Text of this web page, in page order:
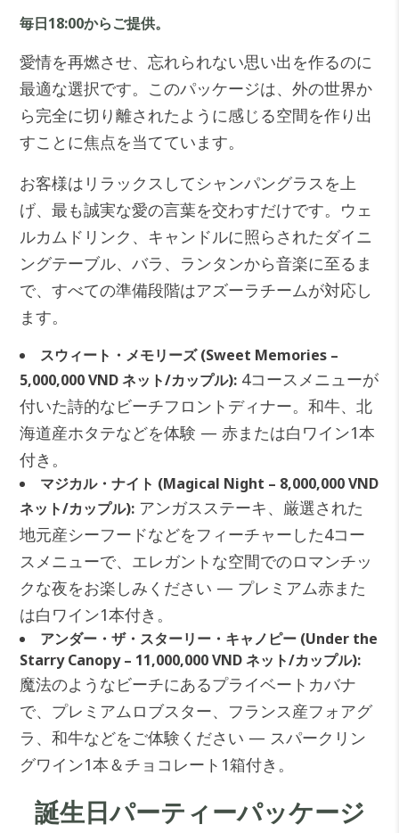
毎日18:00からご提供。
愛情を再燃させ、忘れられない思い出を作るのに
最適な選択です。このパッケージは、外の世界か
ら完全に切り離されたように感じる空間を作り出
すことに焦点を当てています。
お客様はリラックスしてシャンパングラスを上
げ、最も誠実な愛の言葉を交わすだけです。ウェ
ルカムドリンク、キャンドルに照らされたダイニ
ングテーブル、バラ、ランタンから音楽に至るま
で、すべての準備段階はアズーラチームが対応し
ます。
スウィート・メモリーズ (Sweet Memories –
5,000,000 VND ネット/カップル): 4コースメニューが
付いた詩的なビーチフロントディナー。和牛、北
海道産ホタテなどを体験 — 赤または白ワイン1本
付き。
マジカル・ナイト (Magical Night – 8,000,000 VND
ネット/カップル): アンガスステーキ、厳選された
地元産シーフードなどをフィーチャーした4コー
スメニューで、エレガントな空間でのロマンチッ
クな夜をお楽しみください — プレミアム赤また
は白ワイン1本付き。
アンダー・ザ・スターリー・キャノピー (Under the
Starry Canopy – 11,000,000 VND ネット/カップル):
魔法のようなビーチにあるプライベートカバナ
で、プレミアムロブスター、フランス産フォアグ
ラ、和牛などをご体験ください — スパークリン
グワイン1本＆チョコレート1箱付き。
誕生日パーティーパッケージ